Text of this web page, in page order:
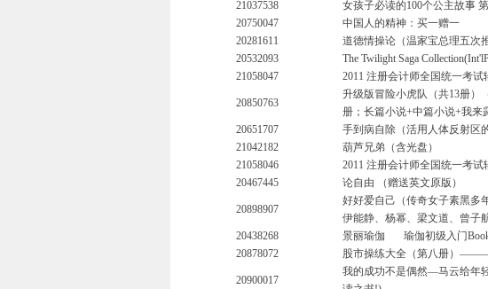
21037538
女孩子必读的100个公主故事
20750047
中国人的精神：买一赠一
20281611
道德情操论（温家宝总理五次
20532093
The Twilight Saga
21058047
2011 注册会计师全国统一考试
20850763
升级版冒险小虎队（共13册）
册；长篇小说+中篇小说+我来
20651707
手到病自除（活用人体反射区
21042182
葫芦兄弟（含光盘）
21058046
2011 注册会计师全国统一考试
20467445
论自由 （赠送英文原版）
20898907
好好爱自己（传奇女子素黑多
伊能静、杨幂、梁文道、曾子
20438268
景丽瑜伽
瑜伽初级入门
20878072
股市操练大全（第八册）
20900017
我的成功不是偶然—马云给年